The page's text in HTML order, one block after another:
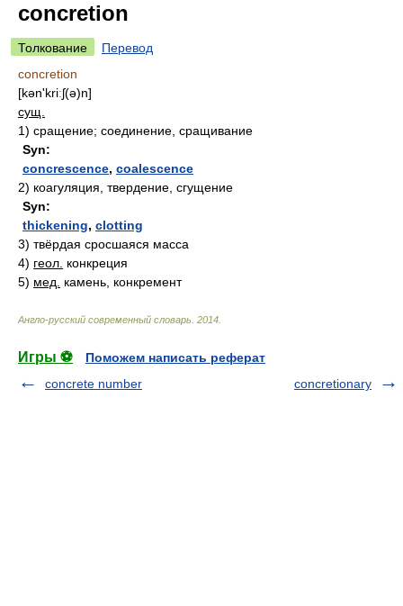
concretion
Толкование
Перевод
concretion
[kən'kriːʃ(ə)n]
сущ.
1) сращение; соединение, сращивание
Syn:
concrescence, coalescence
2) коагуляция, твердение, сгущение
Syn:
thickening, clotting
3) твёрдая сросшаяся масса
4) геол. конкреция
5) мед. камень, конкремент
Англо-русский современный словарь 2014
Игры ⚽
Поможем написать реферат
concrete number
concretionary